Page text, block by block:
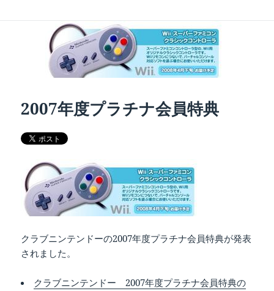
2007年度プラチナ会員特典
クラブニンテンドーの2007年度プラチナ会員特典が発表
されました。
クラブニンテンドー 2007年度プラチナ会員特典の